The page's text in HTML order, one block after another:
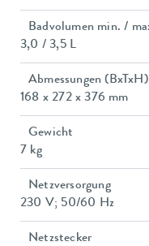
Badvolumen min. /
3,0 / 3,5 L
Abmessungen (BxTxH)
168 x 272 x 376 mm
Gewicht
7 kg
Netzversorgung
230 V; 50/60 Hz
Netzstecker